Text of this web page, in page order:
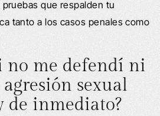
que respalden tu
tanto a los casos penales como
no me defendí ni
sexual
de inmediato?